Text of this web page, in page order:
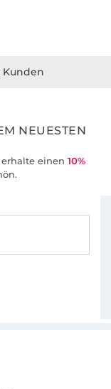
NEUESTEN
einen 10%